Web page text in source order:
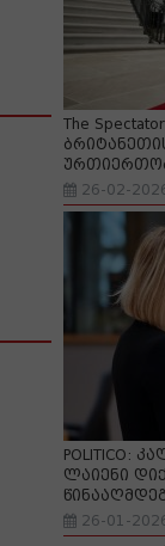
The
26-02-
POLITICO:
ლაიენი
26-01-